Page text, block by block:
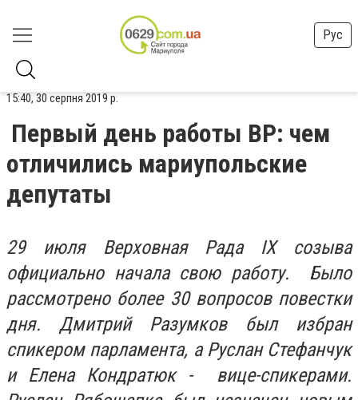
Рус
15:40, 30 серпня 2019 р.
Первый день работы ВР: чем
отличились мариупольские
депутаты
29 июля Верховная Рада IX созыва
официально начала свою работу. Было
рассмотрено более 30 вопросов повестки
дня. Дмитрий Разумков был избран
спикером парламента, а Руслан Стефанчук
и Елена Кондратюк - вице-спикерами.